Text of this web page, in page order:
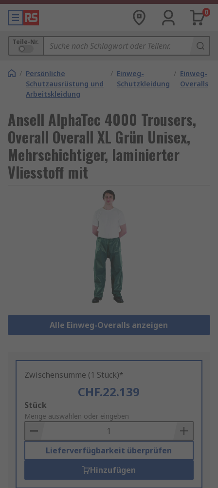
0
Teile-Nr.
/ Persönliche
Schutzausrüstung und
Arbeitskleidung
/ Einweg-
Schutzkleidung
/ Einweg-
Overalls
Ansell AlphaTec 4000 Trousers,
Overall Overall XL Grün Unisex,
Mehrschichtiger, laminierter
Vliesstoff mit
Alle Einweg-Overalls anzeigen
Zwischensumme (1 Stück)*
CHF.22.139
Add
to
Basket
Stück
Menge auswählen oder eingeben
Lieferverfügbarkeit überprüfen
Hinzufügen